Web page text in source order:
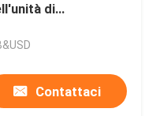
di
di SJ Corea per
Contattaci